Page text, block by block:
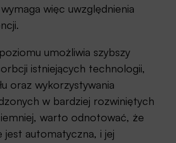
więc uwzględnienia
umożliwia szybszy
istniejących technologii,
oraz wykorzystywania
w bardziej rozwiniętych
warto odnotować, że
jest automatyczna, i jej